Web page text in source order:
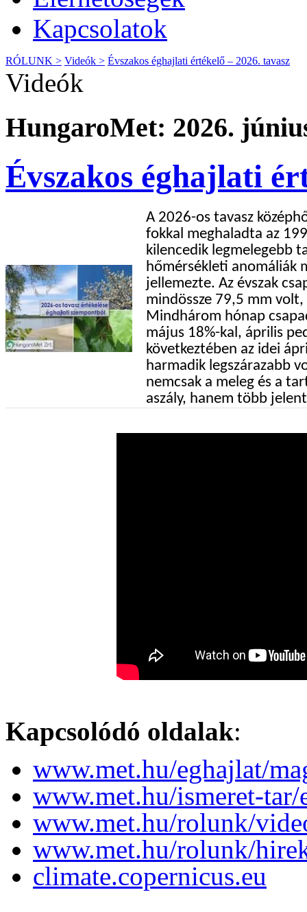
Kapcsolatok
RÓLUNK > Videók > Évszakos éghajlati értékelő – 2026. tavasz
Videók
HungaroMet: 2026.
Évszakos éghajlati
A 2026-os tavasz
fokkal meghaladta az
kilencedik legmelegebb
hőmérsékleti anomáliák
jellemezte. Az évszak
mindössze 79,5 mm
Mindhárom hónap
május 18%-kal, április
következtében az idei
harmadik legszárazabb
nemcsak a meleg és a
aszály, hanem több
Kapcsolódó oldalak:
www.met.hu/eghajlat/
www.met.hu/ismeret-
www.met.hu/rolunk/
www.met.hu/rolunk/
climate.copernicus.eu